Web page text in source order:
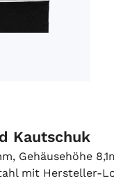
Kautschuk
Gehäusehöhe
mit